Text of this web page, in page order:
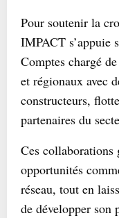
Pour soutenir la
IMPACT s’appuie
Comptes chargé
et régionaux avec
constructeurs,
partenaires du
Ces collaborations
opportunités
réseau, tout en
de développer son